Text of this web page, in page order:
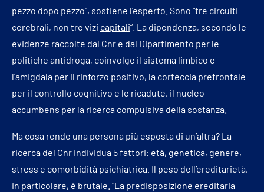
pezzo dopo pezzo”, sostiene l’esperto. Sono “tre circuiti
cerebrali, non tre vizi capitali“. La dipendenza, secondo le
evidenze raccolte dal Cnr e dal Dipartimento per le
politiche antidroga, coinvolge il sistema limbico e
l’amigdala per il rinforzo positivo, la corteccia prefrontale
per il controllo cognitivo e le ricadute, il nucleo
accumbens per la ricerca compulsiva della sostanza.
Ma cosa rende una persona più esposta di un’altra? La
ricerca del Cnr individua 5 fattori: età, genetica, genere,
stress e comorbidità psichiatrica. Il peso dell’ereditarietà,
in particolare, è brutale. “La predisposizione ereditaria